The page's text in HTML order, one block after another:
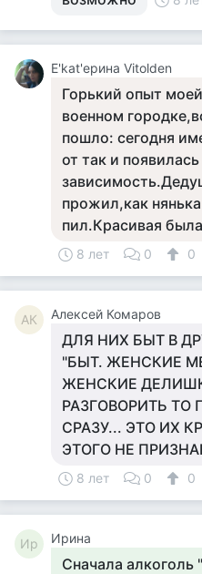
Е'kat'ерина Vitolden
Горький опыт
военном
пошло: сегодня
от так и появилась
прожил,как
пил.Красивая
8 лет 0 0
АК Алексей Комаров
ДЛЯ НИХ БЫТ В
"БЫТ. ЖЕНСКИЕ
ЖЕНСКИЕ
РАЗГОВОРИТЬ
СРАЗУ... ЭТО ИХ
ЭТОГО НЕ
8 лет 0 0
Ир Ирина
Сначала алкоголь